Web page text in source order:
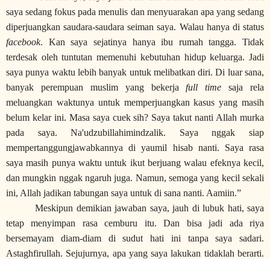
saya sedang fokus pada menulis dan menyuarakan apa yang sedang
diperjuangkan saudara-saudara seiman saya. Walau hanya di status
facebook.
Kan saya sejatinya hanya ibu rumah tangga. Tidak
terdesak oleh tuntutan memenuhi kebutuhan hidup keluarga. Jadi
saya punya waktu lebih banyak untuk melibatkan diri. Di luar sana,
banyak perempuan muslim yang bekerjafull time saja rela
meluangkan waktunya untuk memperjuangkan kasus yang masih
belum kelar ini. Masa saya cuek sih? Saya takut nanti Allah murka
pada saya. Na'udzubillahimindzalik. Saya nggak siap
mempertanggungjawabkannya di yaumil hisab nanti. Saya rasa
saya masih punya waktu untuk ikut berjuang walau efeknya kecil,
dan mungkin nggak ngaruh juga. Namun, semoga yang kecil sekali
ini, Allah jadikan tabungan saya untuk di sana nanti. Aamiin.”
Meskipun demikian jawaban saya, jauh di lubuk hati, saya
tetap menyimpan rasa cemburu itu. Dan bisa jadi ada riya
bersemayam diam-diam di sudut hati ini tanpa saya sadari.
Astaghfirullah. Sejujurnya, apa yang saya lakukan tidaklah berarti.